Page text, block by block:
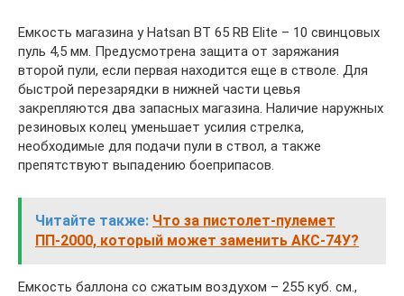
Емкость магазина у Hatsan BT 65 RB Elite – 10 свинцовых
пуль 4,5 мм. Предусмотрена защита от заряжания
второй пули, если первая находится еще в стволе. Для
быстрой перезарядки в нижней части цевья
закрепляются два запасных магазина. Наличие наружных
резиновых колец уменьшает усилия стрелка,
необходимые для подачи пули в ствол, а также
препятствуют выпадению боеприпасов.
Читайте также: Что за пистолет-пулемет
ПП-2000, который может заменить АКС-74У?
Емкость баллона со сжатым воздухом – 255 куб. см.,